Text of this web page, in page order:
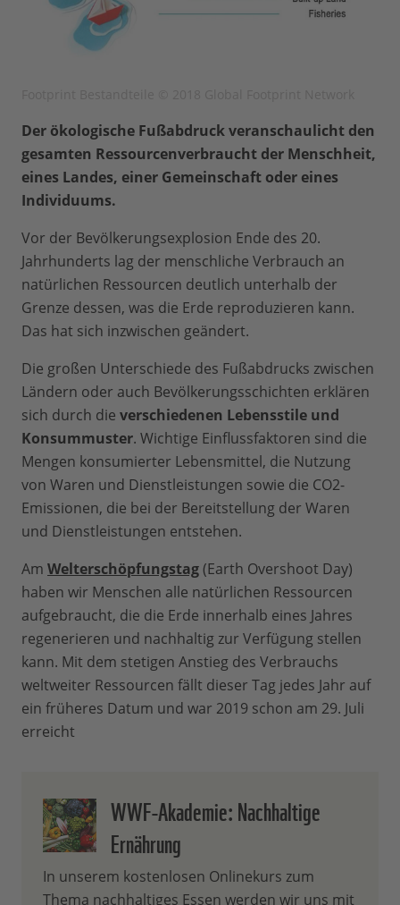
Der ökologische Fußabdruck veranschaulicht den
gesamten Ressourcenverbraucht der Menschheit,
eines Landes, einer Gemeinschaft oder eines
Individuums.
Vor der Bevölkerungsexplosion Ende des 20.
Jahrhunderts lag der menschliche Verbrauch an
natürlichen Ressourcen deutlich unterhalb der
Grenze dessen, was die Erde reproduzieren kann.
Das hat sich inzwischen geändert.
Die großen Unterschiede des Fußabdrucks zwischen
Ländern oder auch Bevölkerungsschichten erklären
sich durch die verschiedenen Lebensstile und
Konsummuster. Wichtige Einflussfaktoren sind die
Mengen konsumierter Lebensmittel, die Nutzung
von Waren und Dienstleistungen sowie die CO2-
Emissionen, die bei der Bereitstellung der Waren
und Dienstleistungen entstehen.
Am Welterschöpfungstag(Earth Overshoot Day)
haben wir Menschen alle natürlichen Ressourcen
aufgebraucht, die die Erde innerhalb eines Jahres
regenerieren und nachhaltig zur Verfügung stellen
kann. Mit dem stetigen Anstieg des Verbrauchs
weltweiter Ressourcen fällt dieser Tag jedes Jahr auf
ein früheres Datum und war 2019 schon am 29. Juli
erreicht
WWF-Akademie: Nachhaltige
Ernährung
In unserem kostenlosen Onlinekurs zum
Thema nachhaltiges Essen werden wir uns mit